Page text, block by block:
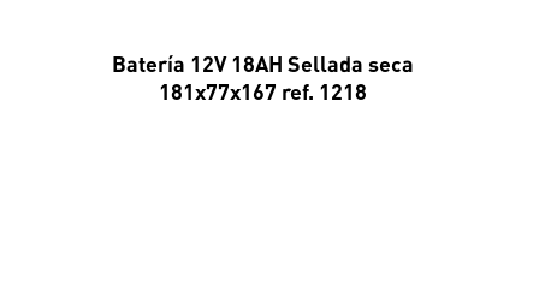
Batería 12V 18AH Sellada seca
181x77x167 ref. 1218